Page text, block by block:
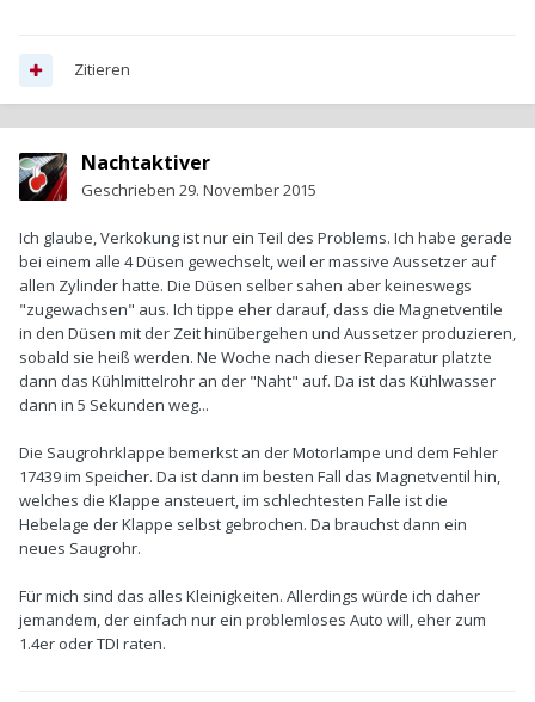
Zitieren
Nachtaktiver
Geschrieben 29. November 2015
Ich glaube, Verkokung ist nur ein Teil des Problems. Ich habe gerade
bei einem alle 4 Düsen gewechselt, weil er massive Aussetzer auf
allen Zylinder hatte. Die Düsen selber sahen aber keineswegs
"zugewachsen" aus. Ich tippe eher darauf, dass die Magnetventile
in den Düsen mit der Zeit hinübergehen und Aussetzer produzieren,
sobald sie heiß werden. Ne Woche nach dieser Reparatur platzte
dann das Kühlmittelrohr an der "Naht" auf. Da ist das Kühlwasser
dann in 5 Sekunden weg...
Die Saugrohrklappe bemerkst an der Motorlampe und dem Fehler
17439 im Speicher. Da ist dann im besten Fall das Magnetventil hin,
welches die Klappe ansteuert, im schlechtesten Falle ist die
Hebelage der Klappe selbst gebrochen. Da brauchst dann ein
neues Saugrohr.
Für mich sind das alles Kleinigkeiten. Allerdings würde ich daher
jemandem, der einfach nur ein problemloses Auto will, eher zum
1.4er oder TDI raten.